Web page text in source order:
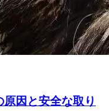
因と安全な取り